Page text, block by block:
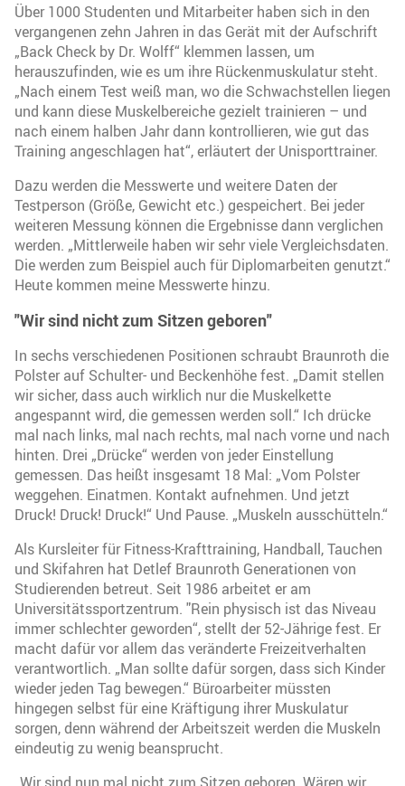
Über 1000 Studenten und Mitarbeiter haben sich in den
vergangenen zehn Jahren in das Gerät mit der Aufschrift
„Back Check by Dr. Wolff“ klemmen lassen, um
herauszufinden, wie es um ihre Rückenmuskulatur steht.
„Nach einem Test weiß man, wo die Schwachstellen liegen
und kann diese Muskelbereiche gezielt trainieren – und
nach einem halben Jahr dann kontrollieren, wie gut das
Training angeschlagen hat“, erläutert der Unisporttrainer.
Dazu werden die Messwerte und weitere Daten der
Testperson (Größe, Gewicht etc.) gespeichert. Bei jeder
weiteren Messung können die Ergebnisse dann verglichen
werden. „Mittlerweile haben wir sehr viele Vergleichsdaten.
Die werden zum Beispiel auch für Diplomarbeiten genutzt.“
Heute kommen meine Messwerte hinzu.
"Wir sind nicht zum Sitzen geboren"
In sechs verschiedenen Positionen schraubt Braunroth die
Polster auf Schulter- und Beckenhöhe fest. „Damit stellen
wir sicher, dass auch wirklich nur die Muskelkette
angespannt wird, die gemessen werden soll.“ Ich drücke
mal nach links, mal nach rechts, mal nach vorne und nach
hinten. Drei „Drücke“ werden von jeder Einstellung
gemessen. Das heißt insgesamt 18 Mal: „Vom Polster
weggehen. Einatmen. Kontakt aufnehmen. Und jetzt
Druck! Druck! Druck!“ Und Pause. „Muskeln ausschütteln.“
Als Kursleiter für Fitness-Krafttraining, Handball, Tauchen
und Skifahren hat Detlef Braunroth Generationen von
Studierenden betreut. Seit 1986 arbeitet er am
Universitätssportzentrum. "Rein physisch ist das Niveau
immer schlechter geworden“, stellt der 52-Jährige fest. Er
macht dafür vor allem das veränderte Freizeitverhalten
verantwortlich. „Man sollte dafür sorgen, dass sich Kinder
wieder jeden Tag bewegen.“ Büroarbeiter müssten
hingegen selbst für eine Kräftigung ihrer Muskulatur
sorgen, denn während der Arbeitszeit werden die Muskeln
eindeutig zu wenig beansprucht.